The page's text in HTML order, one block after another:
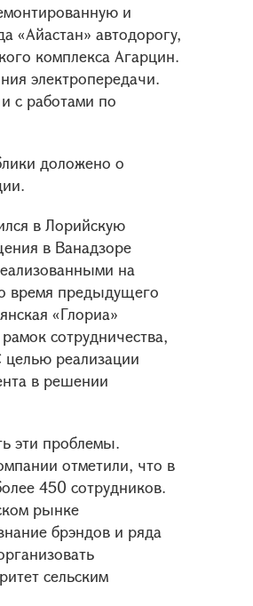
и
«Айастан» автодорогу,
комплекса Агарцин.
электропередачи.
с работами по
доложено о
в Лорийскую
в Ванадзоре
на
время предыдущего
«Глориа»
сотрудничества,
целью реализации
в решении
эти проблемы.
отметили, что в
450 сотрудников.
рынке
брэндов и ряда
сельским